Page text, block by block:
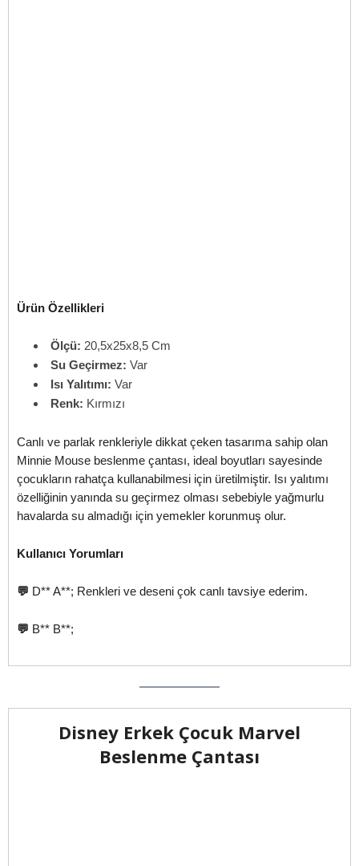
Ürün Özellikleri
Ölçü: 20,5x25x8,5 Cm
Su Geçirmez: Var
Isı Yalıtımı: Var
Renk: Kırmızı
Canlı ve parlak renkleriyle dikkat çeken tasarıma sahip olan
Minnie Mouse beslenme çantası, ideal boyutları sayesinde
çocukların rahatça kullanabilmesi için üretilmiştir. Isı yalıtımı
özelliğinin yanında su geçirmez olması sebebiyle yağmurlu
havalarda su almadığı için yemekler korunmuş olur.
Kullanıcı Yorumları
💬 D** A**; Renkleri ve deseni çok canlı tavsiye ederim.
💬 B** B**;
Disney Erkek Çocuk Marvel
Beslenme Çantası